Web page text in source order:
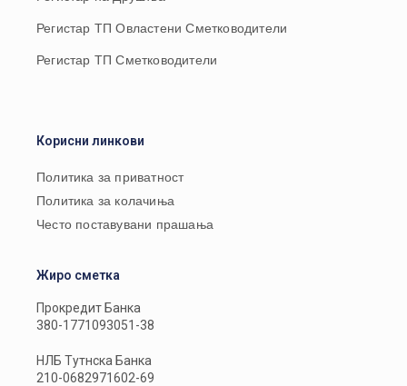
Регистар ТП Овластени Сметководители
Регистар ТП Сметководители
Корисни линкови
Политика за приватност
Политика за колачиња
Често поставувани прашања
Жиро сметка
Прокредит Банка
380-1771093051-38
НЛБ Тутнска Банка
210-0682971602-69